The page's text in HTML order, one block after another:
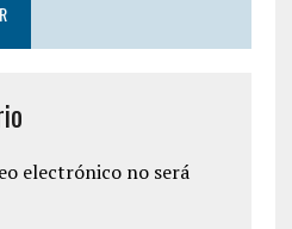
electrónico no será